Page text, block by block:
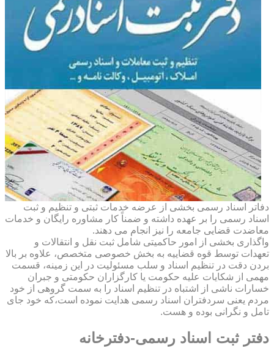
دفاتر اسناد رسمی بخشی از عرضه خدمات ثبتی و تنظیم و ثبت
اسناد رسمی را بر عهده داشته و ضمناً کار مشاوره رایگان و خدمات
معاضدت قضایی جامعه را نیز انجام می دهند.
واگذاری بخشی از امور حاکمیتی شامل ثبت نقل و انتقالات و
تعهدات توسط قوه قضاییه به بخش خصوصی متخصص، علاوه بر بالا
بردن دقت در تنظیم اسناد و سلب مسئولیت در این زمینه، قسمت
مهمی از شکایات علیه حکومت یا کارگزاران حکومتی و جبران
خسارات ناشی از اشتباه در تنظیم اسناد را به سمت گروهی از خود
مردم یعنی سردفتران اسناد رسمی هدایت نموده است،که خود جای
تامل و نگرانی بوده و هست.
دفتر ثبت اسناد رسمی-دفترخانه